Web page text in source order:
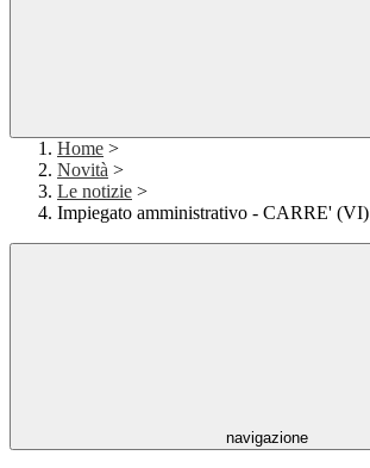
Home >
Novità >
Le notizie >
Impiegato amministrativo - CARRE' (VI)
navigazione